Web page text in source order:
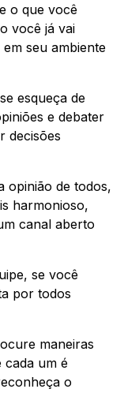
o que você
você já vai
seu ambiente
esqueça de
e debater
decisões
opinião de todos,
harmonioso,
canal aberto
se você
por todos
maneiras
cada um é
o